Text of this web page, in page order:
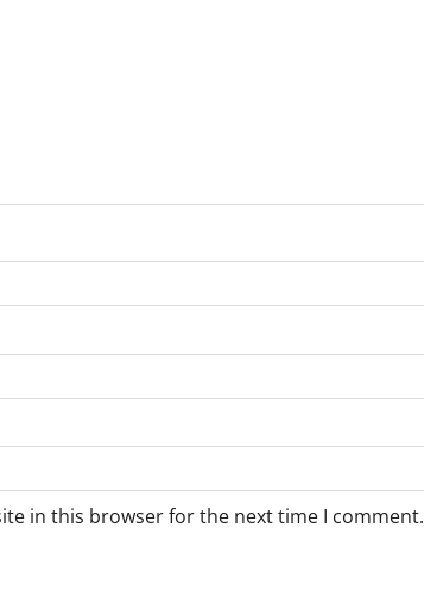
in this browser for the next time I comment.